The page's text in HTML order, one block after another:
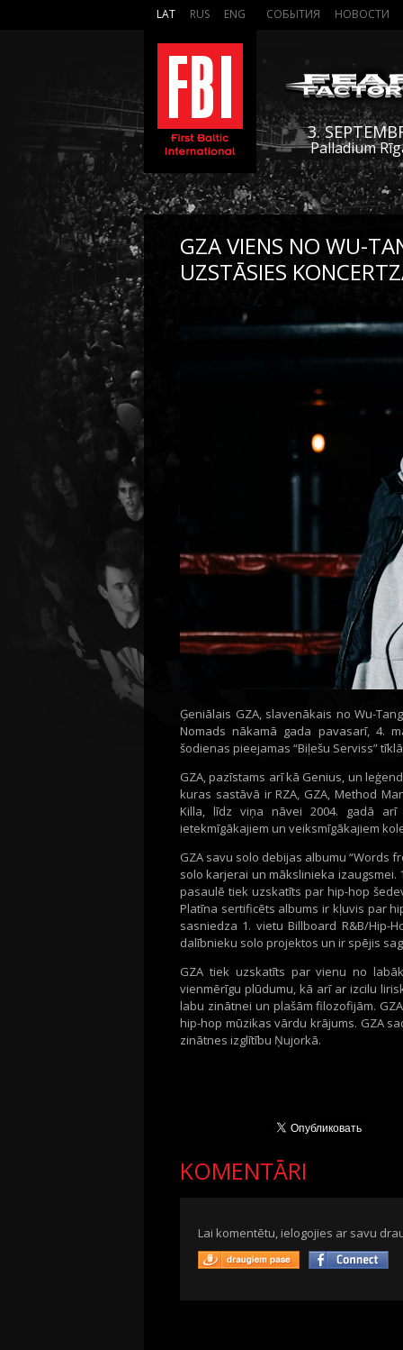
LAT RUS ENG СОБЫТИЯ НОВОСТИ
3.
Palladium
GZA VIENS NO WU-
UZSTĀSIES
Ģeniālais GZA, slavenākais no Wu-
Nomads nākamā gada pavasarī, 4.
šodienas pieejamas “Biļešu Serviss”
GZA, pazīstams arī kā Genius, un
kuras sastāvā ir RZA, GZA, Method
Killa, līdz viņa nāvei 2004. gadā
ietekmīgākajiem un veiksmīgākajiem
GZA savu solo debijas albumu “Words
solo karjerai un mākslinieka izaugsmei.
pasaulē tiek uzskatīts par hip-hop
Platīna sertificēts albums ir kļuvis par
sasniedza 1. vietu Billboard R&B/Hip-
dalībnieku solo projektos un ir spējis
GZA tiek uzskatīts par vienu no
vienmērīgu plūdumu, kā arī ar izcilu
labu zinātnei un plašām filozofijām.
hip-hop mūzikas vārdu krājums. GZA
zinātnes izglītību Ņujorkā.
KOMENTĀRI
Lai komentētu, ielogojies ar savu